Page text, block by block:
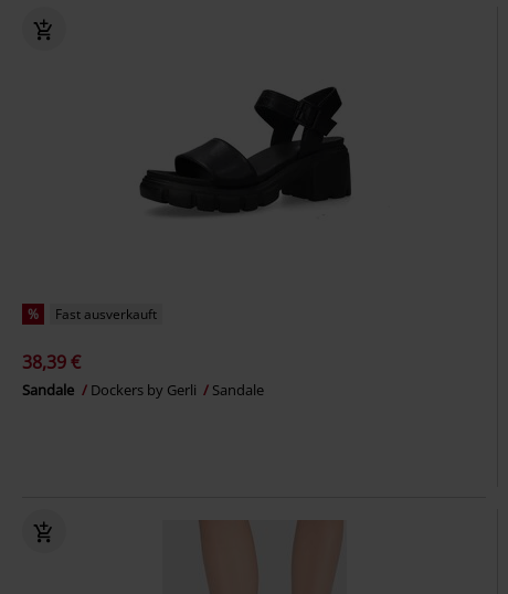
% Fast ausverkauft
38,39 €
Sandale Dockers by Gerli Sandale